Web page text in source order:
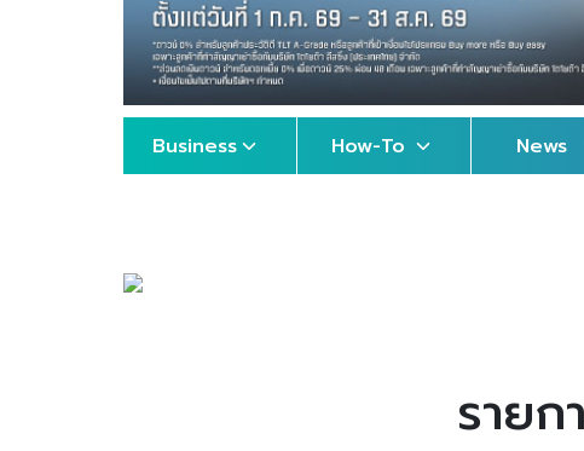
Business How-To News
ราย